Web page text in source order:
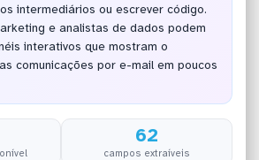
intermediários ou escrever código.
e analistas de dados podem
interativos que mostram o
comunicações por e-mail em poucos
62
campos extraíveis